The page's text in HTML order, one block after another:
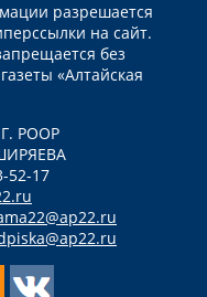
разрешается
на сайт.
без
«Алтайская
РООР
52-17